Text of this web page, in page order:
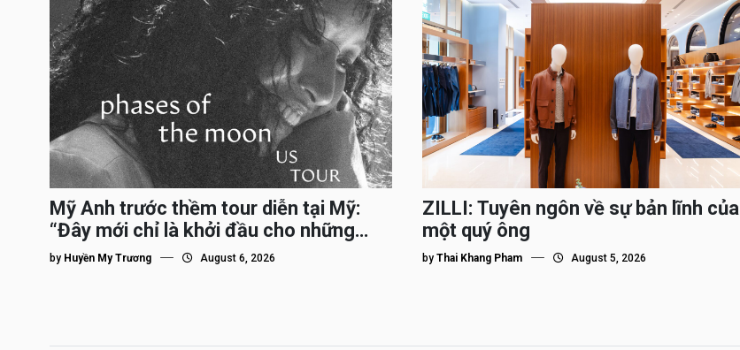
Mỹ Anh trước thềm tour diễn tại Mỹ:
“Đây mới chỉ là khởi đầu cho những
bước đi xa hơn của tôi”
by Huyền My Trương August 6, 2026
ZILLI: Tuyên ngôn về sự bản lĩnh của
một quý ông
by Thai Khang Pham August 5, 2026